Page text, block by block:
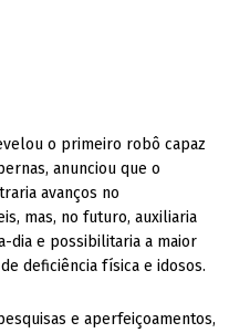
o primeiro robô capaz
anunciou que o
avanços no
mas, no futuro, auxiliaria
dia e possibilitaria a maior
deficiência física e idosos.
e aperfeiçoamentos,